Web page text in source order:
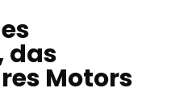
das
Motors